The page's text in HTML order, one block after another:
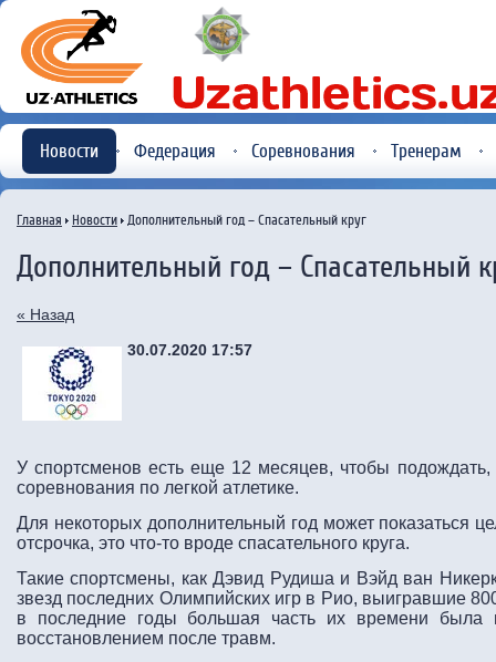
Новости Федерация Соревнования Тренерам
Главная Новости Дополнительный год – Спасательный круг
Дополнительный год – Спасательный
« Назад
30.07.2020 17:57
У спортсменов есть еще 12 месяцев, чтобы подождать,
соревнования по легкой атлетике.
Для некоторых дополнительный год может показаться
отсрочка, это что-то вроде спасательного круга.
Такие спортсмены, как Дэвид Рудиша и Вэйд ван
звезд последних Олимпийских игр в Рио, выигравшие
в последние годы большая часть их времени была
восстановлением после травм.